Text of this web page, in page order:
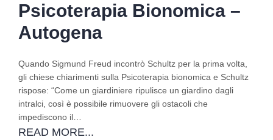
Psicoterapia Bionomica –
Autogena
Quando Sigmund Freud incontrò Schultz per la prima volta,
gli chiese chiarimenti sulla Psicoterapia bionomica e Schultz
rispose: “Come un giardiniere ripulisce un giardino dagli
intralci, così è possibile rimuovere gli ostacoli che
impediscono il…
READ MORE...